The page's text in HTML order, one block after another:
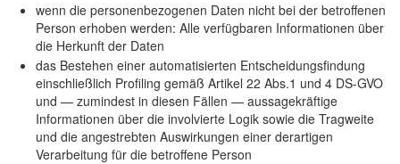
wenn die personenbezogenen Daten nicht bei der betroffenen
Person erhoben werden: Alle verfügbaren Informationen über
die Herkunft der Daten
das Bestehen einer automatisierten Entscheidungsfindung
einschließlich Profiling gemäß Artikel 22 Abs.1 und 4 DS-GVO
und — zumindest in diesen Fällen — aussagekräftige
Informationen über die involvierte Logik sowie die Tragweite
und die angestrebten Auswirkungen einer derartigen
Verarbeitung für die betroffene Person